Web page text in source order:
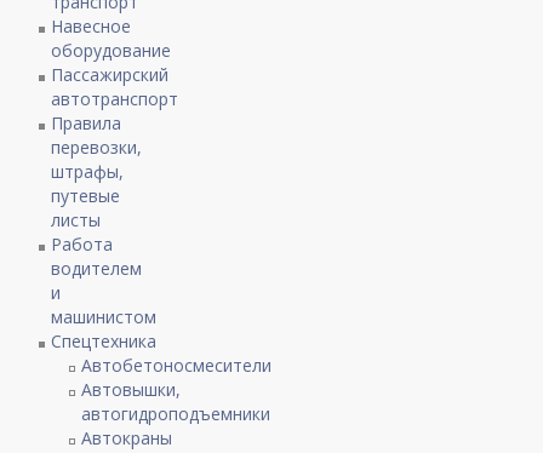
Навесное
оборудование
Пассажирский
автотранспорт
Правила
перевозки,
штрафы,
путевые
листы
Работа
водителем
и
машинистом
Спецтехника
Автобетоносмесители
Автовышки,
автогидроподъемники
Автокраны